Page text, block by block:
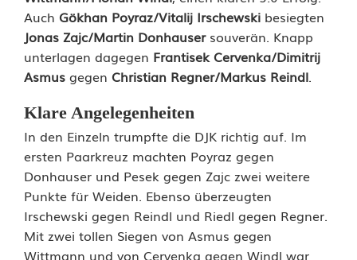
n
n
s
h
e
r
r
Auch Gökhan Poyraz/Vitalij Irschewski besiegten
Jonas Zajc/Martin Donhausersouverän. Knapp
unterlagen dagegen Frantisek Cervenka/Dimitrij
Asmus gegen Christian Regner/Markus Reindl.
Klare Angelegenheiten
In den Einzeln trumpfte die DJK richtig auf. Im
ersten Paarkreuz machten Poyraz gegen
Donhauser und Pesek gegen Zajc zwei weitere
Punkte für Weiden. Ebenso überzeugten
Irschewski gegen Reindl und Riedl gegen Regner.
Mit zwei tollen Siegen von Asmus gegen
Wittmann und von Cervenka gegen Windl war